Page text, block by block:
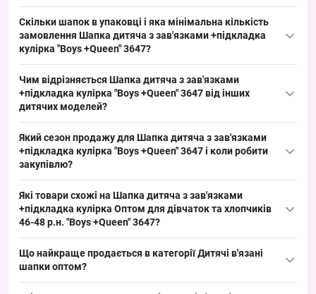
підходить для зазначеної вікової групи. Посадка забезпечена
зав'язками для надійної фіксації, що робить модель
Скільки шапок в упаковці і яка мінімальна кількість
замовлення Шапка дитяча з зав'язками +підкладка
кулірка "Boys +Queen" 3647?
Мінімальне замовлення — упаковка; замовляючи упаковками,
ви отримуєте різноманіття кольорів для викладки і зручну
Чим відрізняється Шапка дитяча з зав'язками
+підкладка кулірка "Boys +Queen" 3647 від інших
дитячих моделей?
зав'язок, а також виготовленням з кулірки, що робить її
типовою весняно-осінньою шапкою. Альтернативи можуть
закриває базовий попит на сезон і розширює асортимент під
різні вікові групи.
Який сезон продажу для Шапка дитяча з зав'язками
+підкладка кулірка "Boys +Queen" 3647 і коли робити
закупівлю?
лютому–квітні; рекомендується робити закупівлю за 4–6
тижнів до піку. Планування закупівлі за цим строком дозволяє
попит у сезоні.
Які товари схожі на Шапка дитяча з зав'язками
+підкладка кулірка Оптом для дівчаток та хлопчиків
46-48 р.н. "Boys +Queen" 3647?
Шапка дитяча Оптом для хлопчиків 48-50 рр. "Собачка" 3144
— 96.80 ₴
Що найкраще продається в категоріїДитячі в'язані
шапки оптом?